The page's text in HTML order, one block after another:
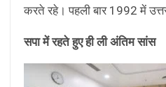
करते रहे। पहली बार 1992 में
सपा में रहते हुए ही ली अंतिम सांस